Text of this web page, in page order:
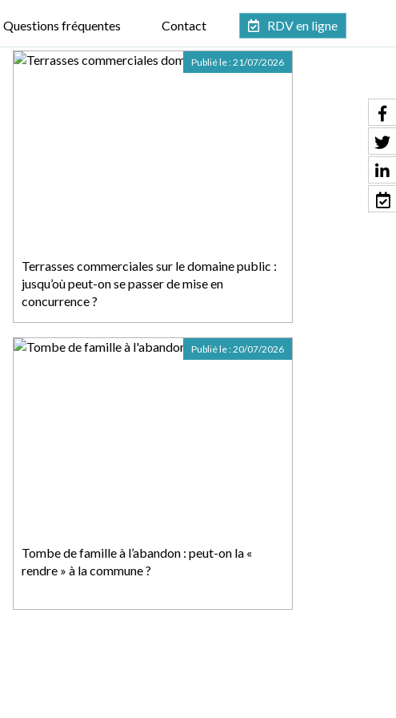
Questions fréquentes Contact RDV en ligne
Terrasses commerciales sur le domaine public :
jusqu’où peut-on se passer de mise en
concurrence ?
Publié le :21/07/2026
Tombe de famille à l’abandon : peut-on la «
rendre » à la commune ?
Publié le :20/07/2026